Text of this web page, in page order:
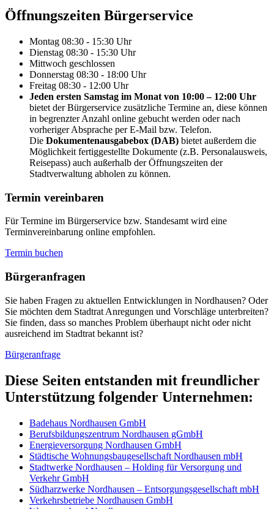
Öffnungs­zeiten Bürgerservice
Montag 08:30 - 15:30 Uhr
Dienstag 08:30 - 15:30 Uhr
Mittwoch geschlossen
Donnerstag 08:30 - 18:00 Uhr
Freitag 08:30 - 12:00 Uhr
Jeden ersten Samstag im Monat von 10:00 – 12:00 Uhr
bietet der Bürgerservice zusätzliche Termine an, diese können
in begrenzter Anzahl online gebucht werden oder nach
vorheriger Absprache per E-Mail bzw. Telefon.
Die Dokumentenausgabebox (DAB) bietet außerdem die
Möglichkeit fertiggestellte Dokumente (z.B. Personalausweis,
Reisepass) auch außerhalb der Öffnungszeiten der
Stadtverwaltung abholen zu können.
Termin vereinbaren
Für Termine im Bürgerservice bzw. Standesamt wird eine
Terminvereinbarung online empfohlen.
Termin buchen
Bürger­anfragen
Sie haben Fragen zu aktuellen Entwicklungen in Nordhausen? Oder
Sie möchten dem Stadtrat Anregungen und Vorschläge unterbreiten?
Sie finden, dass so manches Problem überhaupt nicht oder nicht
ausreichend im Stadtrat bekannt ist?
Bürgeranfrage
Diese Seiten entstanden mit freundlicher
Unterstützung folgender Unternehmen:
Badehaus Nordhausen GmbH
Berufsbildungszentrum Nordhausen gGmbH
Energieversorgung Nordhausen GmbH
Städtische Wohnungsbaugesellschaft Nordhausen mbH
Stadtwerke Nordhausen – Holding für Versorgung und
Verkehr GmbH
Südharzwerke Nordhausen – Entsorgungsgesellschaft mbH
Verkehrsbetriebe Nordhausen GmbH